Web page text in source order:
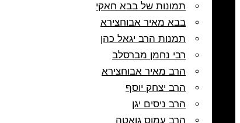
תמונות של בבא חאקי
בבא מאיר אבוחצירא
תמנות הרב יגאל כהן
רבי נחמן מברסלב
הרב מאיר אבוחצירא
הרב יצחק יוסף
הרב ניסים יגן
הרב עמוס גואטה